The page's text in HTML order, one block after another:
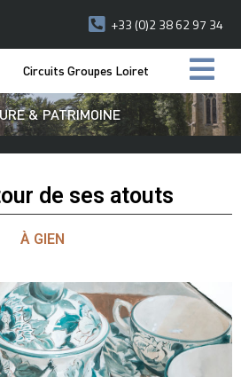
+33 (0)2 38 62 97 34
Circuits Groupes Loiret
& PATRIMOINE
de ses atouts
À GIEN